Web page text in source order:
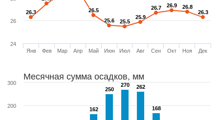
26.3
26.3 26.5
26.5
25.6
25.6 25.5
25.5
25.9
25.9
26.7
26.7 26.9
26.9 26.8
26.8
26.3
26.3
Янв Фев Мар Апр Май Июн Июл Авг Сен Окт Ноя Дек
24
26
Месячная сумма осадков, мм
162
162
250
250
270
270 262
262
168
168
200
300